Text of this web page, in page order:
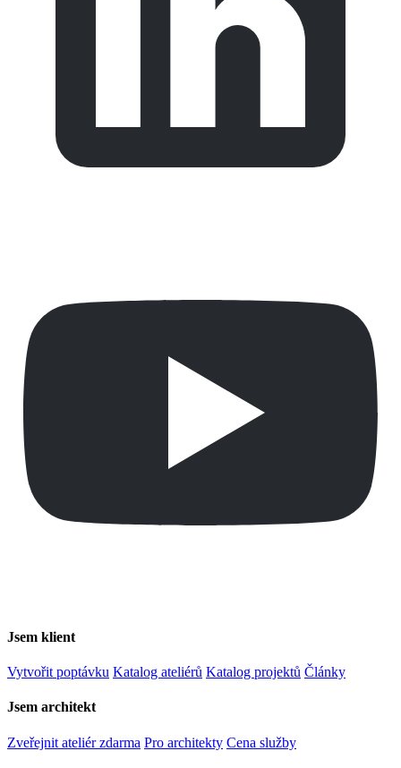
Jsem klient
Vytvořit poptávku Katalog ateliérů Katalog projektů Články
Jsem architekt
Zveřejnit ateliér zdarma Pro architekty Cena služby